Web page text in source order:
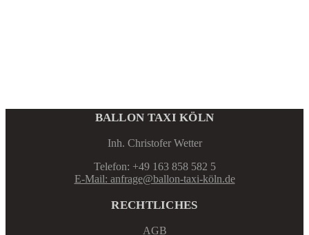
BALLON TAXI KÖLN
Inh. Christofer Wetter
Telefon: +49 163 858 582 5
E-Mail: anfrage@ballon-taxi-köln.de
RECHTLICHES
AGB